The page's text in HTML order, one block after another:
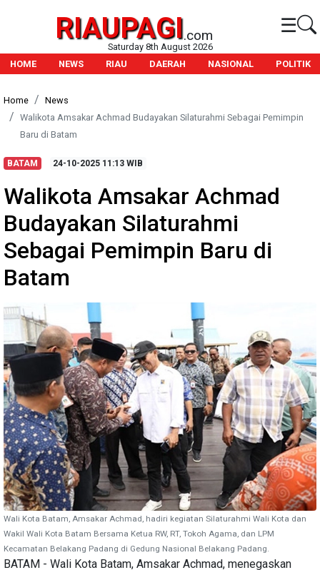
RIAUPAGI.com ☰
Saturday 8th August 2026
HOME
NEWS RIAU DAERAH NASIONAL POLITIK
Home
News
Walikota Amsakar Achmad Budayakan Silaturahmi Sebagai Pemimpin
Baru di Batam
BATAM 24-10-2025 11:13 WIB
Walikota Amsakar Achmad
Budayakan Silaturahmi
Sebagai Pemimpin Baru di
Batam
Wali Kota Batam, Amsakar Achmad, hadiri kegiatan Silaturahmi Wali Kota dan
Wakil Wali Kota Batam Bersama Ketua RW, RT, Tokoh Agama, dan LPM
Kecamatan Belakang Padang di Gedung Nasional Belakang Padang.
BATAM - Wali Kota Batam, Amsakar Achmad, menegaskan